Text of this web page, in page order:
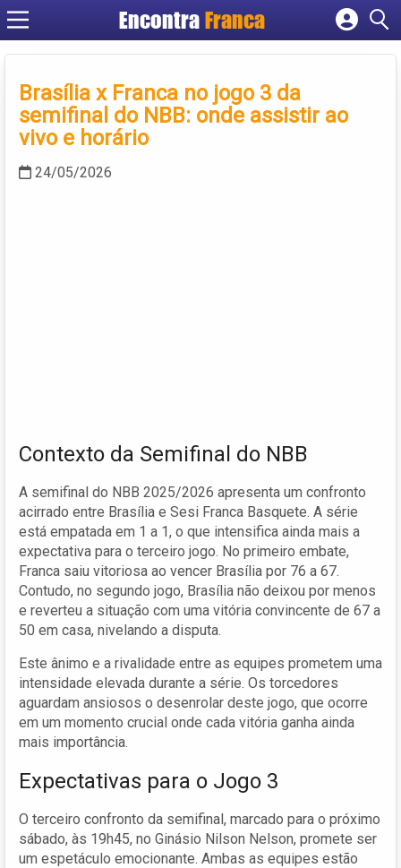
Encontra Franca
Cadastrar empresa
Criar conta
Brasília x Franca no jogo 3 da
semifinal do NBB: onde assistir ao
vivo e horário
24/05/2026
Contexto da Semifinal do NBB
A semifinal do NBB 2025/2026 apresenta um confronto
acirrado entre Brasília e Sesi Franca Basquete. A série
está empatada em 1 a 1, o que intensifica ainda mais a
expectativa para o terceiro jogo. No primeiro embate,
Franca saiu vitoriosa ao vencer Brasília por 76 a 67.
Contudo, no segundo jogo, Brasília não deixou por menos
e reverteu a situação com uma vitória convincente de 67 a
50 em casa, nivelando a disputa.
Este ânimo e a rivalidade entre as equipes prometem uma
intensidade elevada durante a série. Os torcedores
aguardam ansiosos o desenrolar deste jogo, que ocorre
em um momento crucial onde cada vitória ganha ainda
mais importância.
Expectativas para o Jogo 3
O terceiro confronto da semifinal, marcado para o próximo
sábado, às 19h45, no Ginásio Nilson Nelson, promete ser
um espetáculo emocionante. Ambas as equipes estão